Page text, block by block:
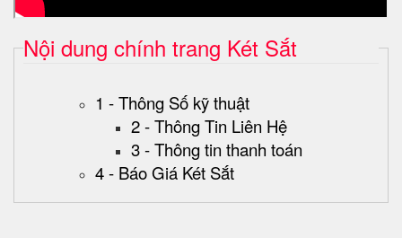
Nội dung chính trang Két Sắt
1 - Thông Số kỹ thuật
2 - Thông Tin Liên Hệ
3 - Thông tin thanh toán
4 - Báo Giá Két Sắt